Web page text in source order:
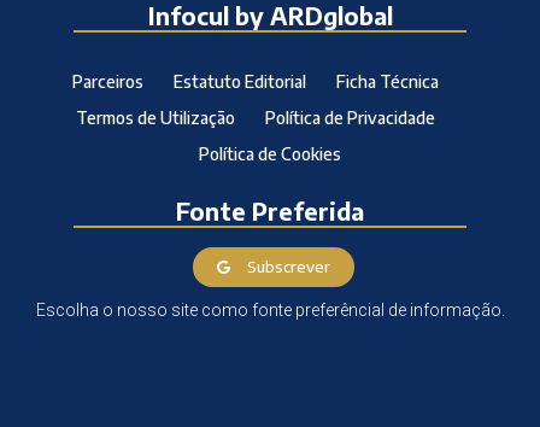
Infocul by ARDglobal
Parceiros Estatuto Editorial
Ficha Técnica
Termos de Utilização
Política de Privacidade
Política de Cookies
Fonte Preferida
Subscrever
Escolha o nosso site como fonte preferêncial de informação.